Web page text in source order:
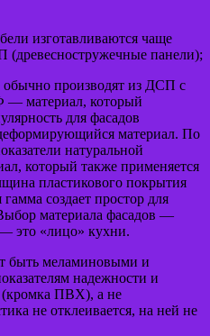
изготавливаются чаще
(древесностружечные панели);
обычно производят из ДСП с
материал, который
для фасадов
материал. По
натуральной
который также применяется
пластикового покрытия
создает простор для
материала фасадов —
— это «лицо» кухни.
быть меламиновыми и
надежности и
(кромка ПВХ), а не
не отклеивается, на ней не